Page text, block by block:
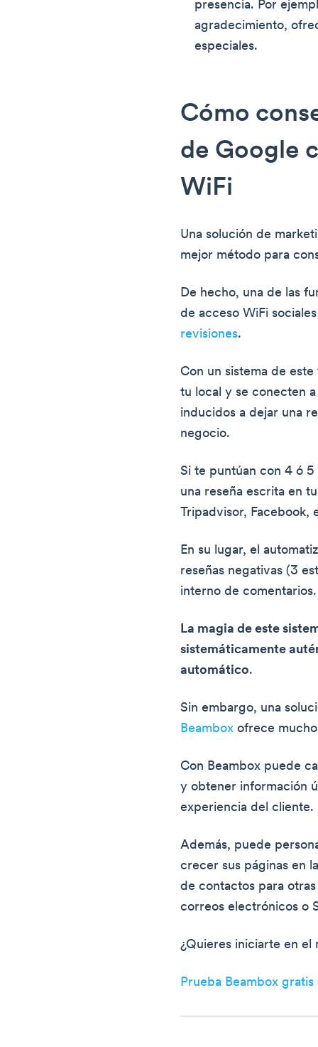
presencia. Por
agradecimiento,
especiales.
Cómo
de Google
WiFi
Una solución de
mejor método para
De hecho, una de las
de acceso WiFi
revisiones.
Con un sistema de
tu local y se conecten
inducidos a dejar una
negocio.
Si te puntúan con 4 ó
una reseña escrita en
Tripadvisor, Facebook,
En su lugar, el
reseñas negativas (3
interno de comentarios.
La magia de este
sistemáticamente
automático.
Sin embargo, una
Beambox ofrece
Con Beambox puede
y obtener información
experiencia del cliente.
Además, puede
crecer sus páginas en
de contactos para
correos electrónicos o
¿Quieres iniciarte en el
Prueba Beambox